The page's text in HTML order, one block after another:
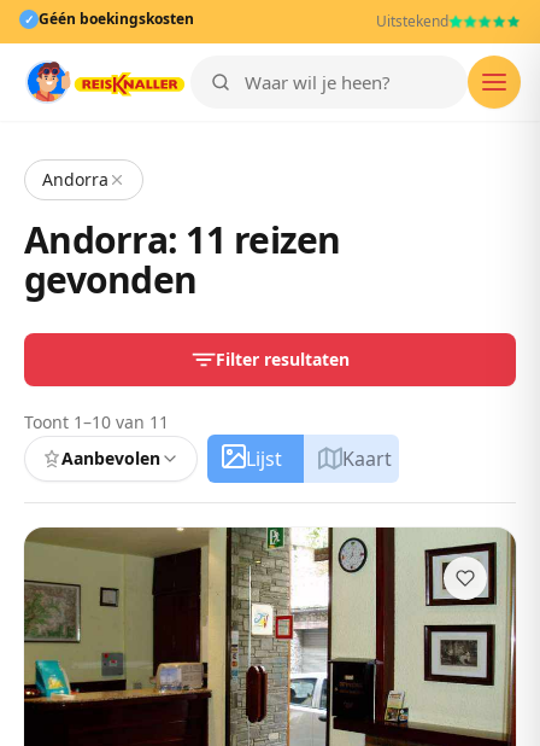
✓ Géén boekingskosten Uitstekend
Andorra
Andorra: 11 reizen
gevonden
Filter resultaten
Toont 1–10 van 11
Aanbevolen
Lijst Kaart